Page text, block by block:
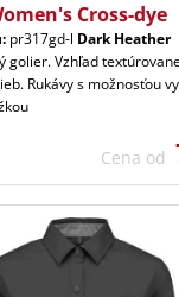
Cross-dye
pr317gd-l Dark Heather
golier. Vzhľad
Rukávy s možnosťou
Cena od